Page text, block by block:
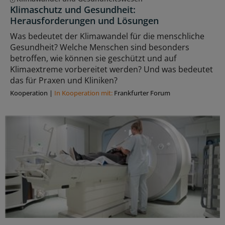
Klimaschutz und Gesundheit:
Herausforderungen und Lösungen
Was bedeutet der Klimawandel für die menschliche
Gesundheit? Welche Menschen sind besonders
betroffen, wie können sie geschützt und auf
Klimaextreme vorbereitet werden? Und was bedeutet
das für Praxen und Kliniken?
Kooperation | In Kooperation mit: Frankfurter Forum